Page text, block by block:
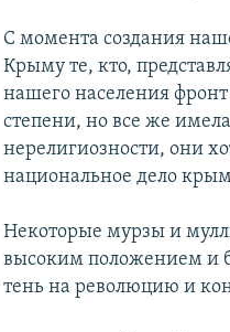
С момента создания
Крыму те, кто,
нашего населения
степени, но все же
нерелигиозности, они
национальное дело
Некоторые мурзы и
высоким положением и
тень на революцию и